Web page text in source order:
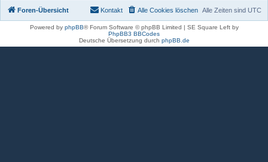
Foren-Übersicht Alle Zeiten sind UTC
Alle Cookies löschen
Kontakt
Powered by phpBB® Forum Software © phpBB Limited | SE Square Left by
PhpBB3 BBCodes
Deutsche Übersetzung durch phpBB.de